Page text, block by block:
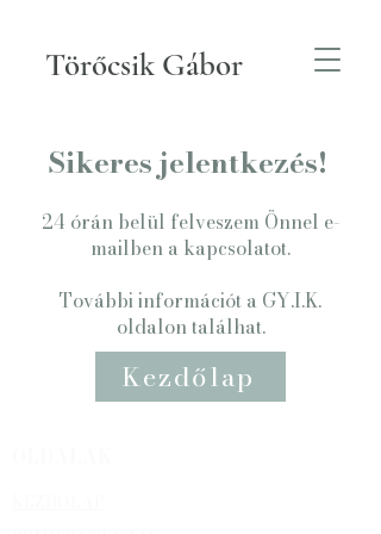
Törőcsik Gábor
Sikeres jelentkezés!
24 órán belül felveszem Önnel e-
mailben a kapcsolatot.
További információt a GY.I.K.
oldalon találhat.
Kezdőlap